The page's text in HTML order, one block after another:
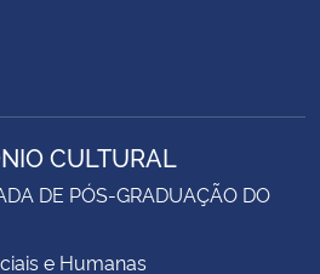
CULTURAL
DE PÓS-GRADUAÇÃO DO
e Humanas